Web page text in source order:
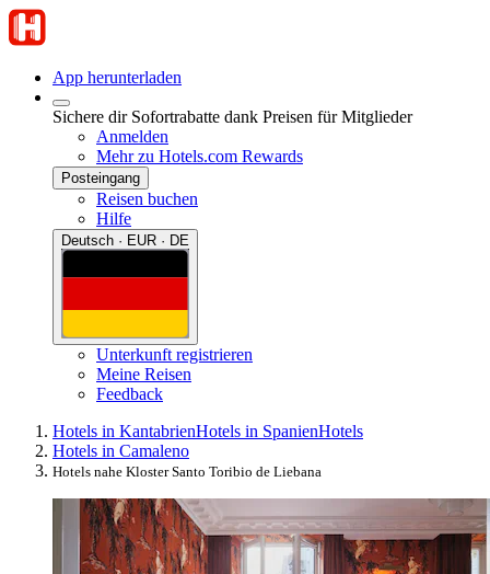
App herunterladen
Sichere dir Sofortrabatte dank Preisen für Mitglieder
Anmelden
Mehr zu Hotels.com Rewards
Posteingang
Reisen buchen
Hilfe
Deutsch · EUR · DE
Unterkunft registrieren
Meine Reisen
Feedback
Hotels in KantabrienHotels in SpanienHotels
Hotels in Camaleno
Hotels nahe Kloster Santo Toribio de Liebana